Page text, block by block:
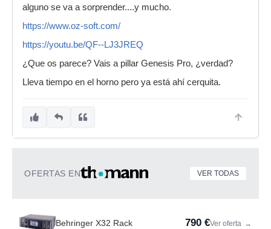
alguno se va a sorprender....y mucho.
https://www.oz-soft.com/
https://youtu.be/QF--LJ3JREQ
¿Que os parece? Vais a pillar Genesis Pro, ¿verdad?
Lleva tiempo en el horno pero ya está ahí cerquita.
OFERTAS EN VER TODAS
Behringer X32 Rack 790 €Ver oferta →